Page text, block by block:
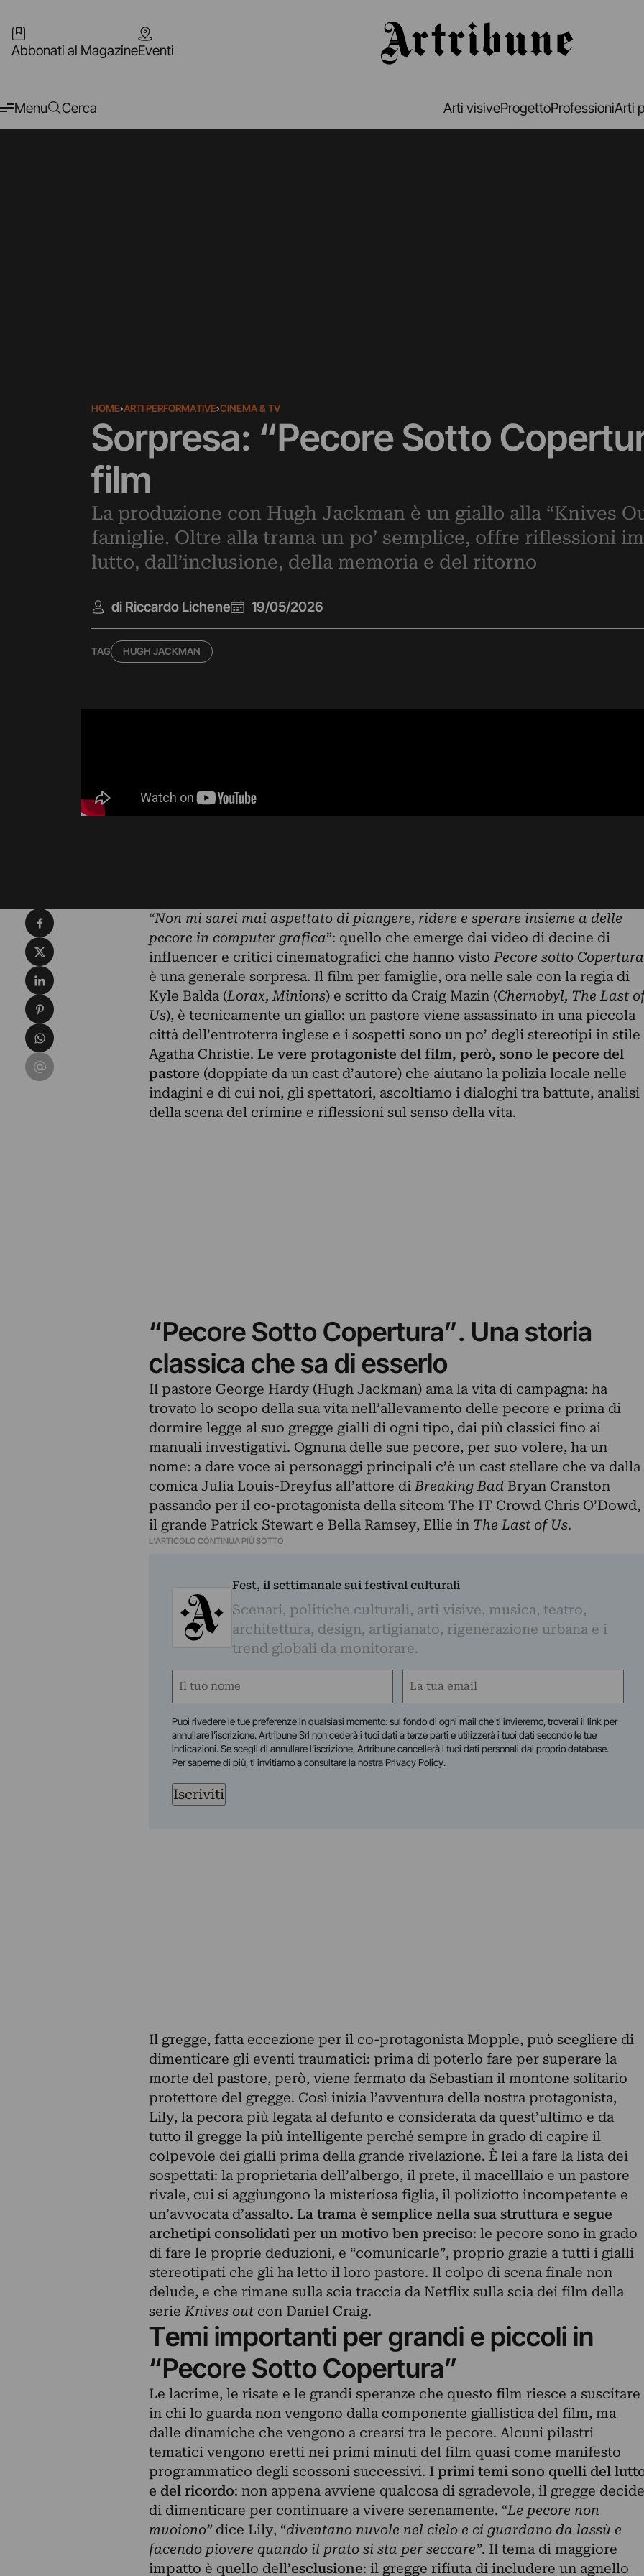
Abbonati al MagazineEventi
Menu Cerca Arti visiveProgettoProfessioniArti
HOME›ARTI PERFORMATIVE›CINEMA & TV
Sorpresa: “Pecore Sotto
film
La produzione con Hugh Jackman è un giallo alla “Knives
famiglie. Oltre alla trama un po’ semplice, offre riflessioni
lutto, dall’inclusione, della memoria e del ritorno
di Riccardo Lichene 19/05/2026
TAG HUGH JACKMAN
“Non mi sarei mai aspettato di piangere, ridere e sperare insieme a delle
pecore in computer grafica”: quello che emerge dai video di decine di
influencere criticicinematografici che hanno visto Pecore sotto Copertura
è una generale sorpresa. Il film per famiglie, ora nelle sale con la regia di
Kyle Balda (Lorax, Minions) e scritto da Craig Mazin (Chernobyl, The Last
Us), è tecnicamente un giallo: un pastore viene assassinato in una piccola
città dell’entroterra inglese e i sospetti sono un po’ degli stereotipi in stile
Agatha Christie. Le vere protagoniste del film, però, sono le pecore del
pastore (doppiate da un cast d’autore) che aiutano la polizia locale nelle
indagini e di cui noi, gli spettatori, ascoltiamo i dialoghi tra battute, analisi
della scena del crimine e riflessioni sul senso della vita.
“Pecore Sotto Copertura”. Una storia
classica che sa di esserlo
Il pastore George Hardy (Hugh Jackman) ama la vita di campagna: ha
trovato lo scopo della sua vita nell’allevamento delle pecore e prima di
dormire legge al suo gregge gialli di ogni tipo, dai più classici fino ai
manuali investigativi. Ognuna delle sue pecore, per suo volere, ha un
nome: a dare voce ai personaggi principali c’è un cast stellare che va dalla
comica Julia Louis-Dreyfus all’attore di Breaking BadBryan Cranston
passando per il co-protagonista della sitcom The IT Crowd Chris O’Dowd,
il grande Patrick Stewart e Bella Ramsey, Ellie in The Last of Us.
L'ARTICOLO CONTINUA PIÙ SOTTO
Fest, il settimanale sui festival culturali
Scenari, politiche culturali, arti visive, musica, teatro,
architettura, design, artigianato, rigenerazione urbana e i
trend globali da monitorare.
Nome
Email
Puoi rivedere le tue preferenze in qualsiasi momento: sul fondo di ogni mail che ti invieremo, troverai il link per
annullare l’iscrizione. Artribune Srl non cederà i tuoi dati a terze parti e utilizzerà i tuoi dati secondo le tue
indicazioni. Se scegli di annullare l’iscrizione, Artribune cancellerà i tuoi dati personali dal proprio database.
Per saperne di più, ti invitiamo a consultare la nostra Privacy Policy.
Iscriviti
Il gregge, fatta eccezione per il co-protagonista Mopple, può scegliere di
dimenticare gli eventi traumatici: prima di poterlo fare per superare la
morte del pastore, però, viene fermato da Sebastian il montone solitario
protettore del gregge. Così inizia l’avventura della nostra protagonista,
Lily, la pecora più legata al defunto e considerata da quest’ultimo e da
tutto il gregge la più intelligente perché sempre in grado di capire il
colpevole dei gialli prima della grande rivelazione. È lei a fare la lista dei
sospettati: la proprietaria dell’albergo, il prete, il macelllaio e un pastore
rivale, cui si aggiungono la misteriosa figlia, il poliziotto incompetente e
un’avvocata d’assalto. La trama è semplice nella sua struttura e segue
archetipi consolidati per un motivo ben preciso: le pecore sono in grado
di fare le proprie deduzioni, e “comunicarle”, proprio grazie a tutti i gialli
stereotipati che gli ha letto il loro pastore. Il colpo di scena finale non
delude, e che rimane sulla scia traccia da Netflix sulla scia dei film della
serie Knives out con Daniel Craig.
Temi importanti per grandi e piccoli in
“Pecore Sotto Copertura”
Le lacrime, le risate e le grandi speranze che questo film riesce a suscitare
in chi lo guarda non vengono dalla componente giallistica del film, ma
dalle dinamiche che vengono a crearsi tra le pecore. Alcuni pilastri
tematici vengono eretti nei primi minuti del film quasi come manifesto
programmatico degli scossoni successivi. I primi temi sono quelli del
e del ricordo: non appena avviene qualcosa di sgradevole, il gregge decide
di dimenticare per continuare a vivere serenamente. “Le pecore non
muoiono”dice Lily, “diventano nuvole nel cielo e ci guardano da lassù e
facendo piovere quando il prato si sta per seccare”. Il tema di maggiore
impatto è quello dell’esclusione: il gregge rifiuta di includere un agnello
Condividi su Facebook
Condividi su X
Condividi su LinkedIn
Condividi su Pinterest
Condividi su WhatsApp
Condividi su Email